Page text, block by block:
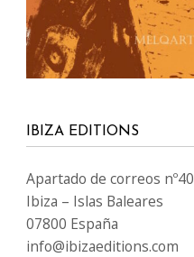
IBIZA EDITIONS
Apartado de correos nº40
Ibiza – Islas Baleares
07800 España
info@ibizaeditions.com